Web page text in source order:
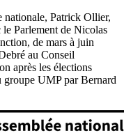
nationale, Patrick Ollier,
le Parlement de Nicolas
de mars à juin
au Conseil
après les élections
groupe UMP par Bernard